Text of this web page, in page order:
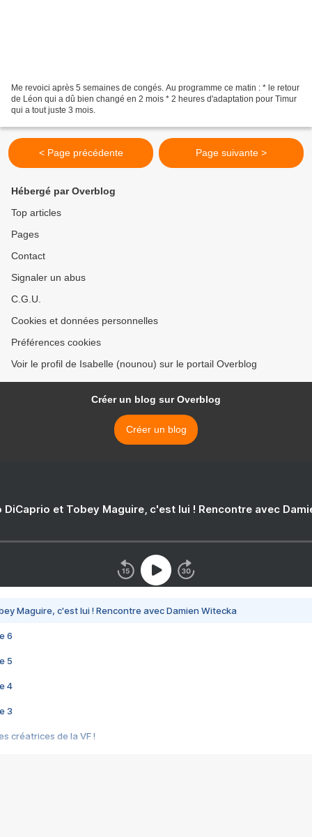
Me revoici après 5 semaines de congés. Au programme ce matin : * le retour
de Léon qui a dû bien changé en 2 mois * 2 heures d'adaptation pour Timur
qui a tout juste 3 mois.
< Page précédente Page suivante >
Hébergé par Overblog
Top articles
Pages
Contact
Signaler un abus
C.G.U.
Cookies et données personnelles
Préférences cookies
Voir le profil de Isabelle (nounou) sur le portail Overblog
Créer un blog sur Overblog
Créer un blog
DiCaprio et Tobey Maguire, c'est lui ! Rencontre avec
Maguire, c'est lui ! Rencontre avec Damien Witecka
6
5
4
3
créatrices de la VF !